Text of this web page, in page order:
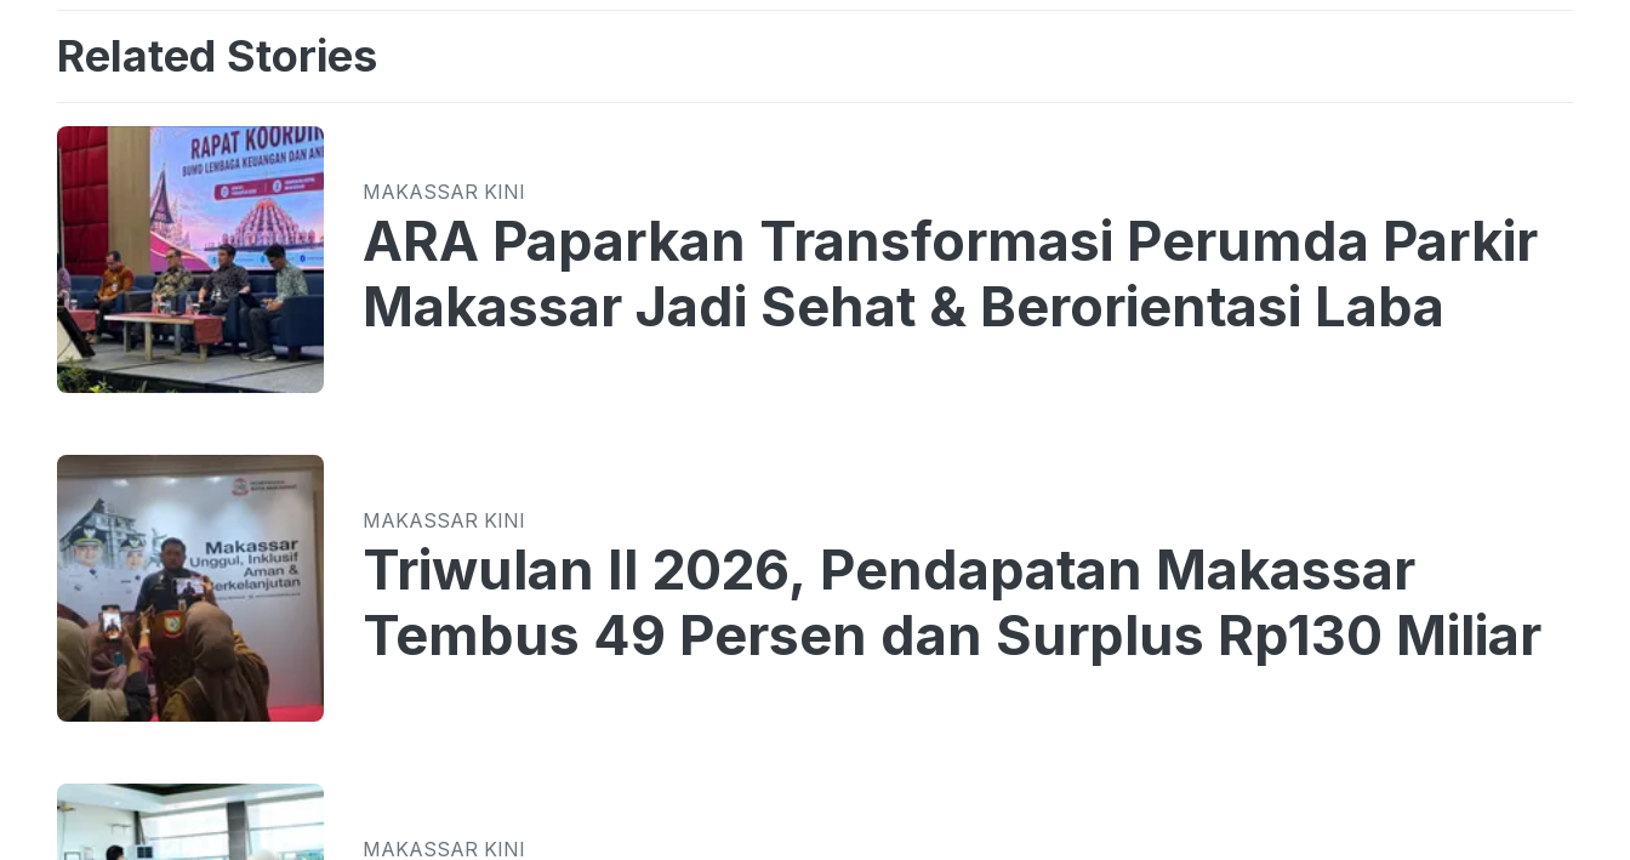
Related Stories
MAKASSAR KINI
ARA Paparkan Transformasi Perumda Parkir
Makassar Jadi Sehat & Berorientasi Laba
MAKASSAR KINI
Triwulan II 2026, Pendapatan Makassar
Tembus 49 Persen dan Surplus Rp130 Miliar
MAKASSAR KINI